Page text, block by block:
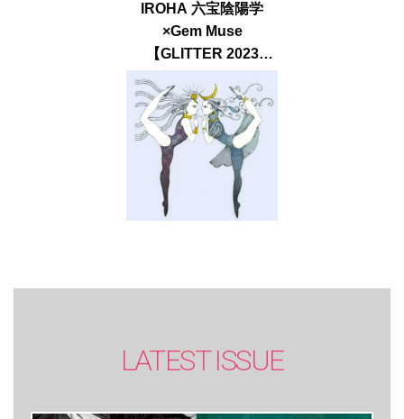
IROHA 六宝陰陽学
×Gem Muse
【GLITTER 2023
SUMMER issue】
LATEST ISSUE